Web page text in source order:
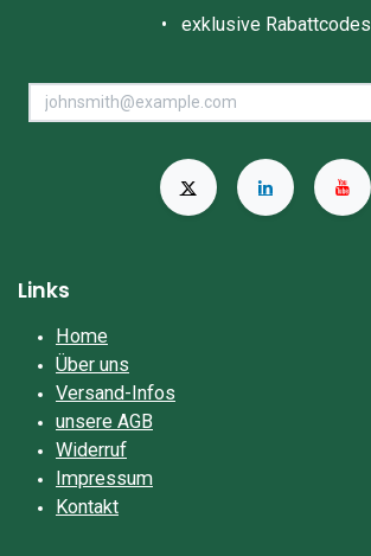
• exklusive Rabattcodes
Links
Home
Über uns
Versand-Infos
unsere AGB
Widerruf
Impressum​
Kontakt